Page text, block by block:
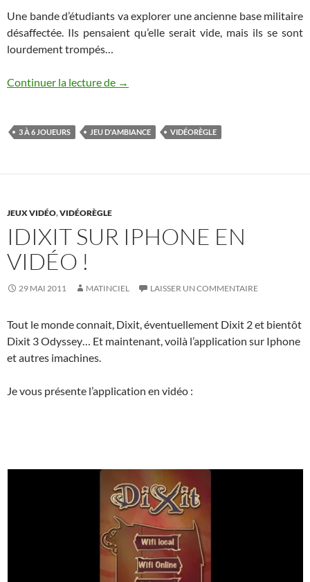
Une bande d’étudiants va explorer une ancienne base militaire
désaffectée. Ils pensaient qu’elle serait vide, mais ils se sont
lourdement trompés…
Continuer la lecture de Texas Zombies, les règles en vidéo avec
→
3 À 6 JOUEURS JEU D'AMBIANCE VIDÉORÈGLE
JEUX VIDÉO,VIDÉORÈGLE
IDIXIT SUR IPHONE EN
VIDÉO !
29 MAI 2011 MATINCIEL LAISSER UN COMMENTAIRE
Tout le monde connait, Dixit, éventuellement Dixit 2 et bientôt
Dixit 3 Odyssey… Et maintenant, voilà l’application sur Iphone
et autres imachines.
Je vous présente l’application en vidéo :